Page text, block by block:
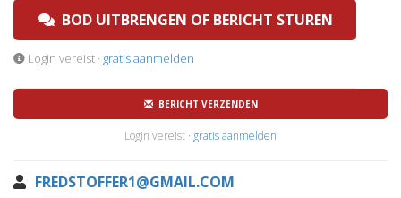
BOD UITBRENGEN OF BERICHT STUREN
Login vereist · gratis aanmelden
BERICHT VERZENDEN
Login vereist · gratis aanmelden
FREDSTOFFER1@GMAIL.COM